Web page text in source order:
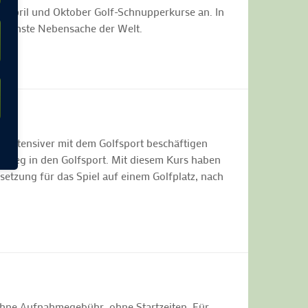
und Oktober Golf-Schnupperkurse an. In
Nebensache der Welt.
intensiver mit dem Golfsport beschäftigen
in den Golfsport. Mit diesem Kurs haben
für das Spiel auf einem Golfplatz, nach